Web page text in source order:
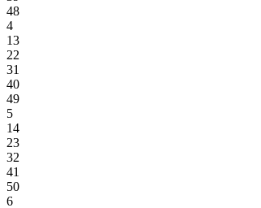
48
4
13
22
31
40
49
5
14
23
32
41
50
6